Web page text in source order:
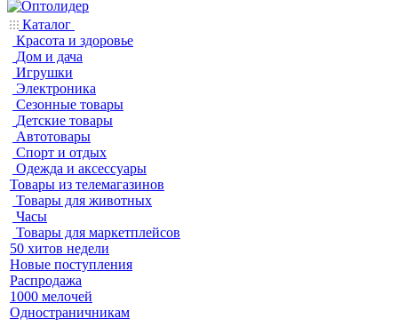
Каталог
Красота и здоровье
Дом и дача
Игрушки
Электроника
Сезонные товары
Детские товары
Автотовары
Спорт и отдых
Одежда и аксессуары
Товары из телемагазинов
Товары для животных
Часы
Товары для маркетплейсов
50 хитов недели
Новые поступления
Распродажа
1000 мелочей
Одностраничникам